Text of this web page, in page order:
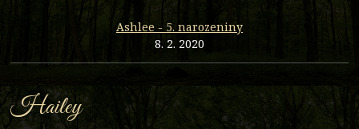
Ashlee - 5. narozeniny
8. 2. 2020
Hailey